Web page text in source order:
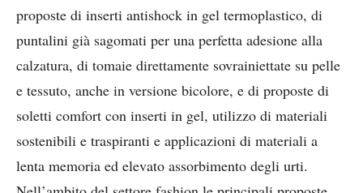
proposte di inserti antishock in gel termoplastico, di
puntalini già sagomati per una perfetta adesione alla
calzatura, di tomaie direttamente sovrainiettate su pelle
e tessuto, anche in versione bicolore, e di proposte di
soletti comfort con inserti in gel, utilizzo di materiali
sostenibili e traspiranti e applicazioni di materiali a
lenta memoria ed elevato assorbimento degli urti.